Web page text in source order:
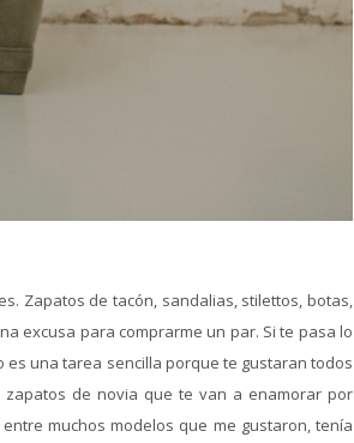
Zapatos de tacón, sandalias, stilettos, botas,
excusa para comprarme un par. Si te pasa lo
una tarea sencilla porque te gustaran todos
de novia que te van a enamorar por
muchos modelos que me gustaron, tenía